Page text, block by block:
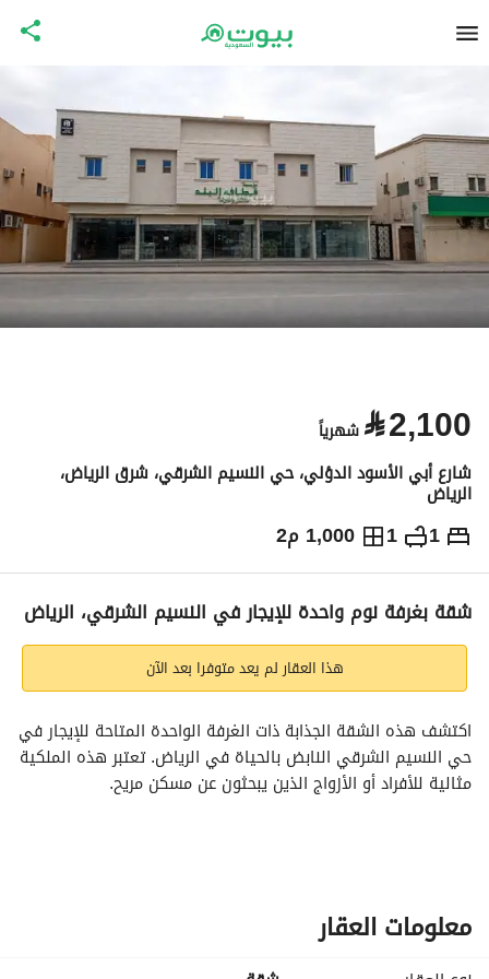
⃁2,100 شهرياً
شارع أبي الأسود الدؤلي، حي النسيم الشرقي، شرق الرياض،
الرياض
1
1 1,000 م2 ⃁
2,100شهرياً
الإعلان الاماكن القريبة
شقة بغرفة نوم واحدة للإيجار في النسيم الشرقي، الرياض
هذا العقار لم يعد متوفرا بعد الآن
مثالية للأفراد أو الأزواج الذين يبحثون عن مسكن مريح.
- حمام واحد: حمام يقع في مكان ملائم، ويقدم المرافق الأساسية.
والوظائف.
معلومات العقار